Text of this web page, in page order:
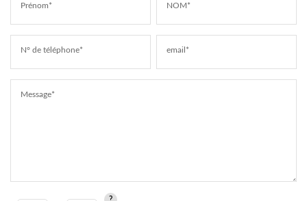
Prénom* NOM*
N° de téléphone* email*
Message*